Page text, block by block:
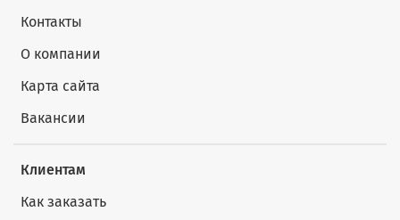
Контакты
О компании
Карта сайта
Вакансии
Клиентам
Как заказать